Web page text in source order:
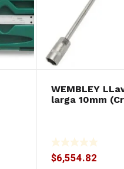
WEMBLEY
larga 10mm
$6,554.82